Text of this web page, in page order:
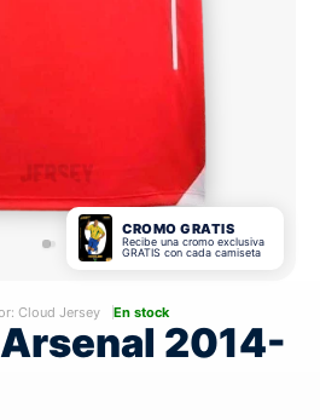
CROMO GRATIS
Recibe una cromo exclusiva
GRATIS con cada camiseta
Cloud Jersey En stock
2014-